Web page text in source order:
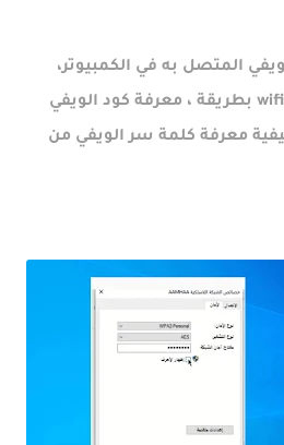
المتصل به في الكمبيوتر،
طريقة إظهار كلمة السر wifi بطريقة ، معرفة كود الويفي
معرفة كلمة سر الويفي من